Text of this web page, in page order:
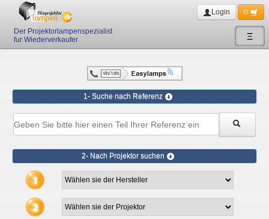
Ξ
Der Projektorlampenspezialist
fur Wiederverkaufer
Login 0
1- Suche nach Referenz
2- Nach Projektor suchen